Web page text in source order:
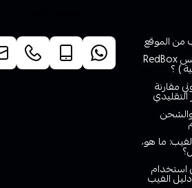
من الموقع
ما هي خدمة ريدبوكس RedBox
) ؟
مقارنة
ما هو،
استخدام
الفيب